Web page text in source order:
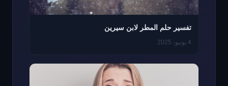
تفسير حلم المطر لابن سيرين
4 يونيو، 2025